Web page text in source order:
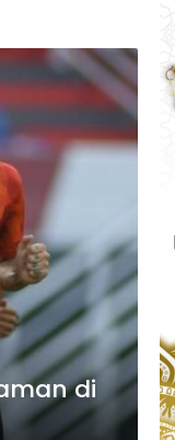
di